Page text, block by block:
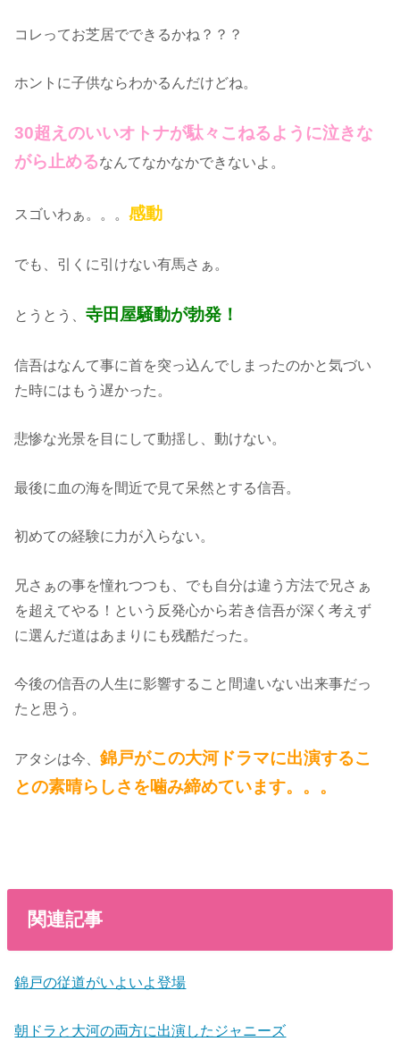
コレってお芝居でできるかね？？？
ホントに子供ならわかるんだけどね。
30超えのいいオトナが駄々こねるように泣きな
がら止めるなんてなかなかできないよ。
スゴいわぁ。。。感動
でも、引くに引けない有馬さぁ。
とうとう、寺田屋騒動が勃発！
信吾はなんて事に首を突っ込んでしまったのかと気づい
た時にはもう遅かった。
悲惨な光景を目にして動揺し、動けない。
最後に血の海を間近で見て呆然とする信吾。
初めての経験に力が入らない。
兄さぁの事を憧れつつも、でも自分は違う方法で兄さぁ
を超えてやる！という反発心から若き信吾が深く考えず
に選んだ道はあまりにも残酷だった。
今後の信吾の人生に影響すること間違いない出来事だっ
たと思う。
アタシは今、錦戸がこの大河ドラマに出演するこ
との素晴らしさを噛み締めています。。。
関連記事
錦戸の従道がいよいよ登場
朝ドラと大河の両方に出演したジャニーズ